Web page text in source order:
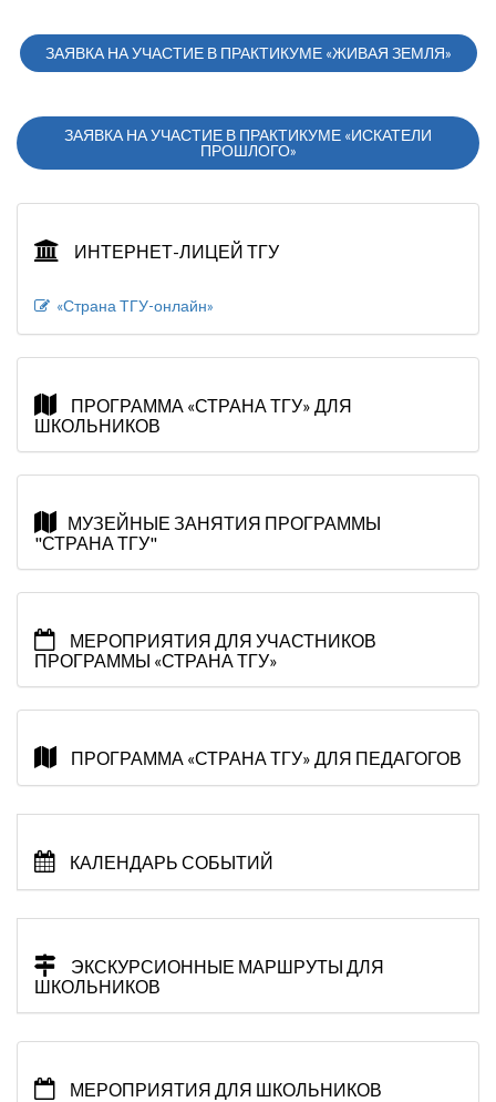
ЗАЯВКА НА УЧАСТИЕ В ПРАКТИКУМЕ «ЖИВАЯ ЗЕМЛЯ»
ЗАЯВКА НА УЧАСТИЕ В ПРАКТИКУМЕ «ИСКАТЕЛИ
ПРОШЛОГО»
ИНТЕРНЕТ-ЛИЦЕЙ ТГУ
«Страна ТГУ-онлайн»
ПРОГРАММА «СТРАНА ТГУ» ДЛЯ
ШКОЛЬНИКОВ
МУЗЕЙНЫЕ ЗАНЯТИЯ ПРОГРАММЫ
"СТРАНА ТГУ"
МЕРОПРИЯТИЯ ДЛЯ УЧАСТНИКОВ
ПРОГРАММЫ «СТРАНА ТГУ»
ПРОГРАММА «СТРАНА ТГУ» ДЛЯ ПЕДАГОГОВ
КАЛЕНДАРЬ СОБЫТИЙ
ЭКСКУРСИОННЫЕ МАРШРУТЫ ДЛЯ
ШКОЛЬНИКОВ
МЕРОПРИЯТИЯ ДЛЯ ШКОЛЬНИКОВ